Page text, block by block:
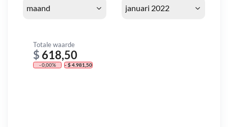
Totale waarde
$ 618,50
- 0,00% - $ 4.981,50